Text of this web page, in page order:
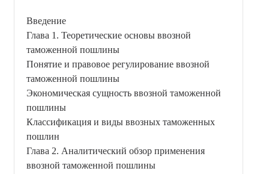
Введение
Глава 1. Теоретические основы ввозной
таможенной пошлины
Понятие и правовое регулирование ввозной
таможенной пошлины
Экономическая сущность ввозной таможенной
пошлины
Классификация и виды ввозных таможенных
пошлин
Глава 2. Аналитический обзор применения
ввозной таможенной пошлины